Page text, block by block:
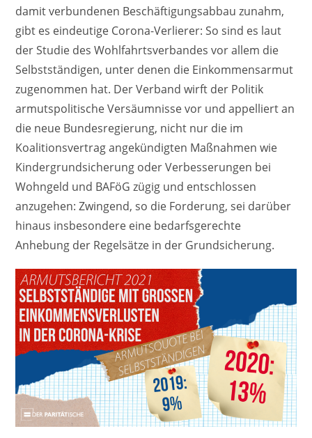
damit verbundenen Beschäftigungsabbau zunahm,
gibt es eindeutige Corona-Verlierer: So sind es laut
der Studie des Wohlfahrtsverbandes vor allem die
Selbstständigen, unter denen die Einkommensarmut
zugenommen hat. Der Verband wirft der Politik
armutspolitische Versäumnisse vor und appelliert an
die neue Bundesregierung, nicht nur die im
Koalitionsvertrag angekündigten Maßnahmen wie
Kindergrundsicherung oder Verbesserungen bei
Wohngeld und BAFöG zügig und entschlossen
anzugehen: Zwingend, so die Forderung, sei darüber
hinaus insbesondere eine bedarfsgerechte
Anhebung der Regelsätze in der Grundsicherung.